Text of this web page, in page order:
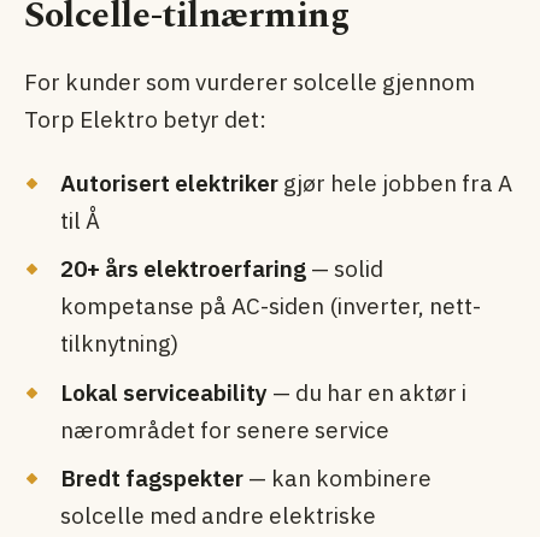
Solcelle-tilnærming
For kunder som vurderer solcelle gjennom
Torp Elektro betyr det:
Autorisert elektriker gjør hele jobben fra A
til Å
20+ års elektro­erfaring — solid
kompetanse på AC-siden (inverter, nett­
tilknytning)
Lokal serviceability — du har en aktør i
nærområdet for senere service
Bredt fagspekter — kan kombinere
solcelle med andre elektriske